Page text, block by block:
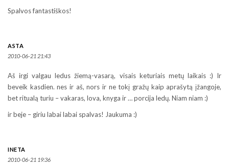
Spalvos fantastiškos!
ASTA
2010-06-21 21:43
Aš irgi valgau ledus žiemą-vasarą, visais keturiais metų laikais :) Ir
beveik kasdien. nes ir aš, nors ir ne tokį gražų kaip aprašytą įžangoje,
bet ritualą turiu – vakaras, lova, knyga ir … porcija ledų. Niam niam :)
ir beje – giriu labai labai spalvas! Jaukuma :)
INETA
2010-06-21 19:36